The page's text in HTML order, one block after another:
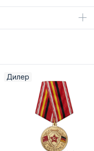
Дилер